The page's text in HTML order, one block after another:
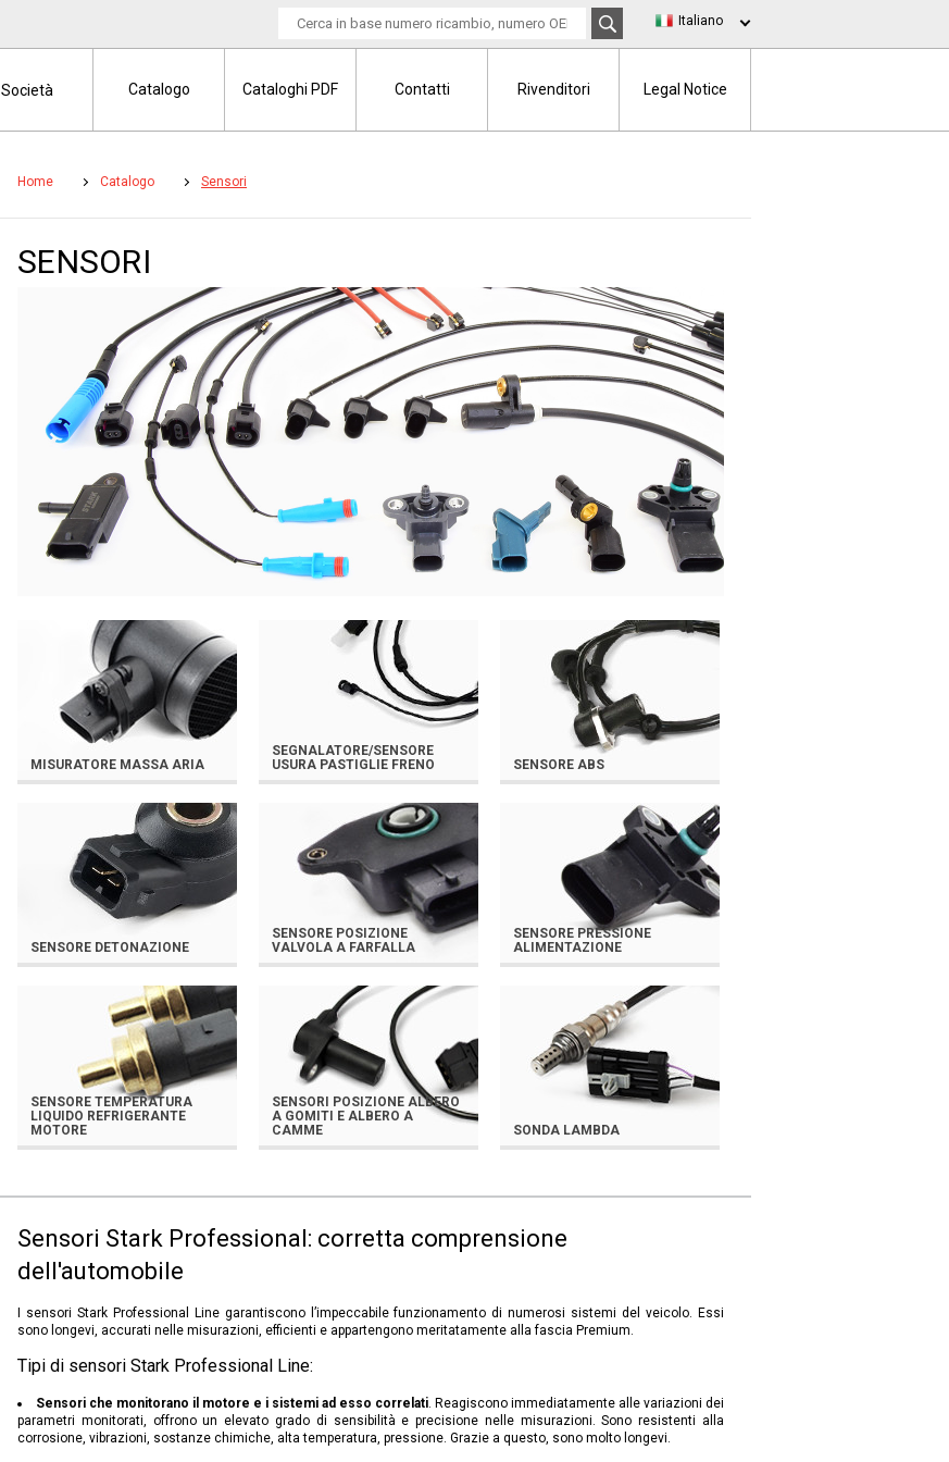
Home Catalogo Sensori
SENSORI
MISURATORE MASSA ARIA
SEGNALATORE/SENSORE
USURA PASTIGLIE FRENO
SENSORE ABS
SENSORE DETONAZIONE
SENSORE POSIZIONE
VALVOLA A FARFALLA
SENSORE PRESSIONE
ALIMENTAZIONE
SENSORE TEMPERATURA
LIQUIDO REFRIGERANTE
MOTORE
SENSORI POSIZIONE ALBERO
A GOMITI E ALBERO A
CAMME
SONDA LAMBDA
Sensori Stark Professional: corretta comprensione
dell'automobile
I sensori Stark Professional Line garantiscono l’impeccabile funzionamento di numerosi sistemi del veicolo. Essi
sono longevi, accurati nelle misurazioni, efficienti e appartengono meritatamente alla fascia Premium.
Tipi di sensori Stark Professional Line:
Sensori che monitorano il motore e i sistemi ad esso correlati. Reagiscono immediatamente alle variazioni dei
parametri monitorati, offrono un elevato grado di sensibilità e precisione nelle misurazioni. Sono resistenti alla
corrosione, vibrazioni, sostanze chimiche, alta temperatura, pressione. Grazie a questo, sono molto longevi.
Italiano
Società Catalogo Cataloghi PDF Contatti Rivenditori Legal Notice